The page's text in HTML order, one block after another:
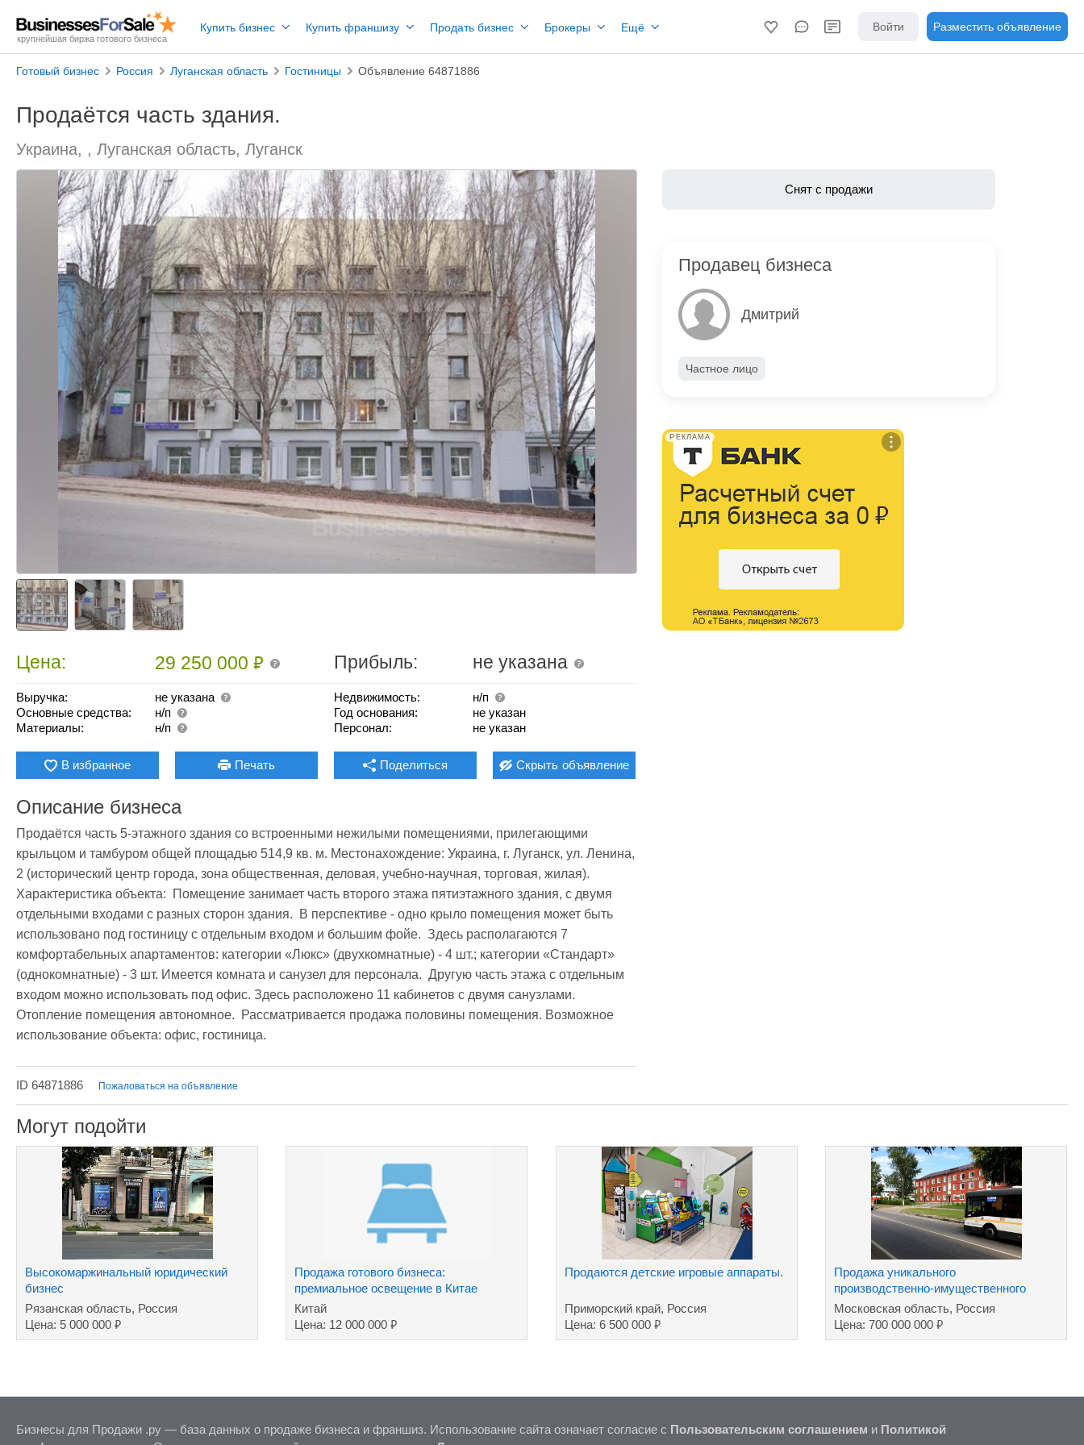
крупнейшая биржа готового бизнеса
Купить бизнес Купить франшизу Продать бизнес Брокеры Ещё Войти Разместить объявление
Готовый бизнес Россия Луганская область Гостиницы Объявление 64871886
Продаётся часть здания.
Украина, , Луганская область, Луганск
Цена: 29 250 000₽ Прибыль: не указана
Выручка:
не указана
Основные средства:
н/п
Материалы:
н/п
Недвижимость:
н/п
Год основания:
не указан
Персонал:
не указан
В избранное Печать Поделиться Скрыть объявление
Описание бизнеса
Продаётся часть 5-этажного здания со встроенными нежилыми помещениями, прилегающими
крыльцом и тамбуром общей площадью 514,9 кв. м. Местонахождение: Украина, г. Луганск, ул. Ленина,
2 (исторический центр города, зона общественная, деловая, учебно-научная, торговая, жилая).
Характеристика объекта:  Помещение занимает часть второго этажа пятиэтажного здания, с двумя
отдельными входами с разных сторон здания.  В перспективе - одно крыло помещения может быть
использовано под гостиницу с отдельным входом и большим фойе.  Здесь располагаются 7
комфортабельных апартаментов: категории «Люкс» (двухкомнатные) - 4 шт.; категории «Стандарт»
(однокомнатные) - 3 шт. Имеется комната и санузел для персонала.  Другую часть этажа с отдельным
входом можно использовать под офис. Здесь расположено 11 кабинетов с двумя санузлами.
Отопление помещения автономное.  Рассматривается продажа половины помещения. Возможное
использование объекта: офис, гостиница.
Снят с продажи
Продавец бизнеса
Дмитрий
Частное лицо
РЕКЛАМА
ID 64871886 Пожаловаться на объявление
Могут подойти
Высокомаржинальный юридический
бизнес
Рязанская область, Россия
Цена: 5 000 000 ₽
Продажа готового бизнеса:
премиальное освещение в Китае
Китай
Цена: 12 000 000₽
Продаются детские игровые аппараты.
Приморский край, Россия
Цена: 6 500 000 ₽
Продажа уникального
производственно-имущественного
комплекса
Московская область, Россия
Цена: 700 000 000₽
Бизнесы для Продажи .ру — база данных о продаже бизнеса и франшиз. Использование сайта означает согласие с Пользовательским соглашением и Политикой